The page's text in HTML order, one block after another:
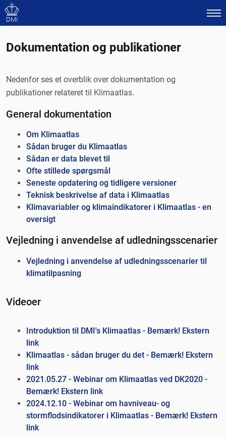
DMI
Dokumentation og publikationer
Nedenfor ses et overblik over dokumentation og
publikationer relateret til Klimaatlas.
General dokumentation
Om Klimaatlas
Sådan bruger du Klimaatlas
Sådan er data blevet til
Ofte stillede spørgsmål
Seneste opdatering og tidligere versioner
Teknisk beskrivelse af data i Klimaatlas
Klimavariabler og klimaindikatorer i Klimaatlas - en
oversigt
Vejledning i anvendelse af udledningsscenarier
Vejledning i anvendelse af udledningsscenarier til
klimatilpasning
Videoer
Introduktion til DMI's Klimaatlas - Bemærk! Ekstern
link
Klimaatlas - sådan bruger du det - Bemærk! Ekstern
link
2021.05.27 - Webinar om Klimaatlas ved DK2020 -
Bemærk! Ekstern link
2024.12.10 - Webinar om havniveau- og
stormflodsindikatorer i Klimaatlas - Bemærk! Ekstern
link